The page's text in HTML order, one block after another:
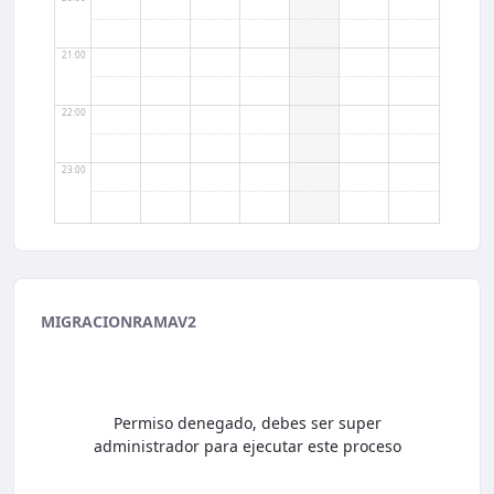
21:00
22:00
23:00
MIGRACIONRAMAV2
Permiso denegado, debes ser super
administrador para ejecutar este proceso